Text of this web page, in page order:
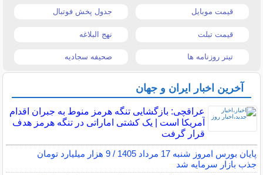
قیمت موبایل جدول پخش فوتبال
قیمت تبلت نهج البلاغه
تیتر روزنامه ها صحیفه سجادیه
آخرین اخبار ایران و جهان
عراقچی: بازگشایی تنگه هرمز منوط به جبران اقدام
آمریکا است | یک کشتی اماراتی در تنگه هرمز هدف
قرار گرفت
پایان بورس امروز شنبه 17 مرداد 1405 / 9 هزار میلیارد تومان
جذب بازار سرمایه شد